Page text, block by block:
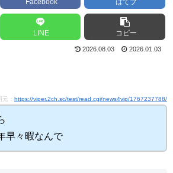
Facebook はてブ
LINE コピー
2026.08.03 2026.01.03
元： https://viper.2ch.sc/test/read.cgi/news4vip/1767237788/
早々暇なんで